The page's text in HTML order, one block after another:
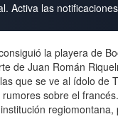
Activa las notificaciones
la playera de
de Juan Román
que se ve al ídolo de
sobre el francés.